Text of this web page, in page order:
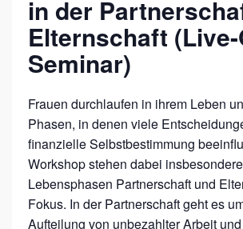
–
F
A
I
R
N
E
S
S
in der
Elternschaft
Seminar)
Frauen durchlaufen in ihrem Leben
Phasen, in denen viele
finanzielle Selbstbestimmung
Workshop stehen dabei
Lebensphasen Partnerschaft und
Fokus. In der Partnerschaft geht es
Aufteilung von unbezahlter Arbeit